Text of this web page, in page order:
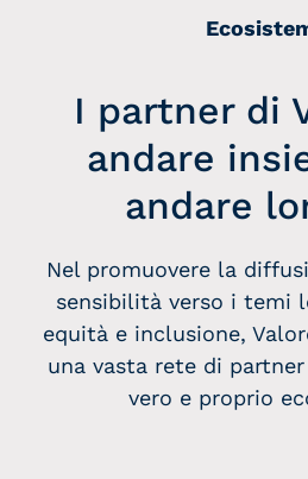
I partner di
andare
andare
Nel promuovere la
sensibilità verso i temi
equità e inclusione,
una vasta rete di
vero e proprio